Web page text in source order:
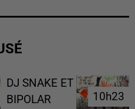
DJ SNAKE ET
BIPOLAR
10h23
10h23